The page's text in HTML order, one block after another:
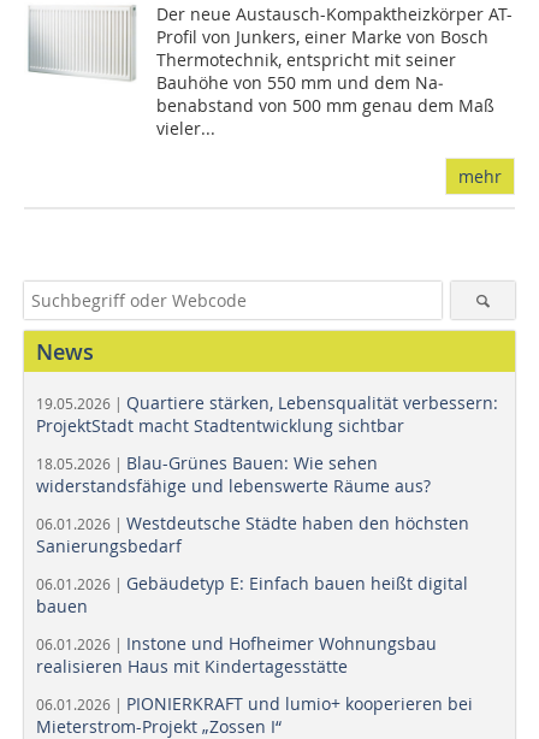
Der neue Austausch-Kompaktheizkörper AT-
Profil von Junkers, einer Marke von Bosch
Thermotechnik, entspricht mit seiner
Bauhöhe von 550 mm und dem Na­­
benabstand von 500 mm genau dem Maß
vieler...
mehr
News
19.05.2026 | Quartiere stärken, Lebensqualität verbessern:
ProjektStadt macht Stadtentwicklung sichtbar
18.05.2026 | Blau-Grünes Bauen: Wie sehen
widerstandsfähige und lebenswerte Räume aus?
06.01.2026 | Westdeutsche Städte haben den höchsten
Sanierungsbedarf
06.01.2026 | Gebäudetyp E: Einfach bauen heißt digital
bauen
06.01.2026 | Instone und Hofheimer Wohnungsbau
realisieren Haus mit Kindertagesstätte
06.01.2026 | PIONIERKRAFT und lumio+ kooperieren bei
Mieterstrom-Projekt „Zossen I“